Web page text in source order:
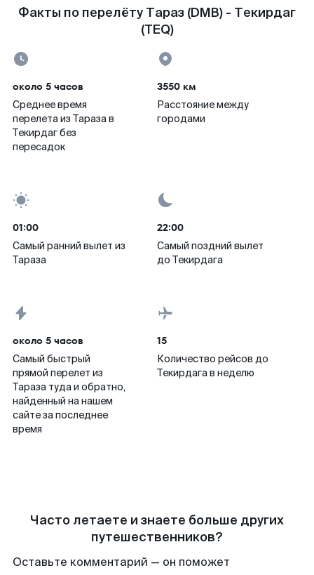
Факты по перелёту Тараз (DMB) - Текирдаг
(TEQ)
около 5 часов
Среднее время
перелета из Тараза в
Текирдаг без
пересадок
3550 км
Расстояние между
городами
01:00
Самый ранний вылет из
Тараза
22:00
Самый поздний вылет
до Текирдага
около 5 часов
Самый быстрый
прямой перелет из
Тараза туда и обратно,
найденный на нашем
сайте за последнее
время
15
Количество рейсов до
Текирдага в неделю
Часто летаете и знаете больше других
путешественников?
Оставьте комментарий — он поможет